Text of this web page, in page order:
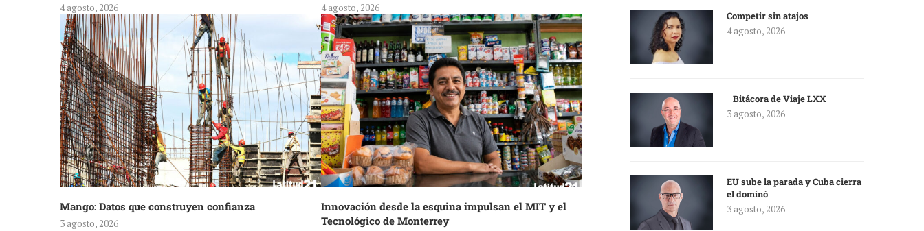
4 agosto, 2026 4 agosto, 2026
Mango: Datos que construyen confianza
3 agosto, 2026
Innovación desde la esquina impulsan el MIT y el
Tecnológico de Monterrey
Competir sin atajos
4 agosto, 2026
Bitácora de Viaje LXX
3 agosto, 2026
EU sube la parada y Cuba cierra
el dominó
3 agosto, 2026